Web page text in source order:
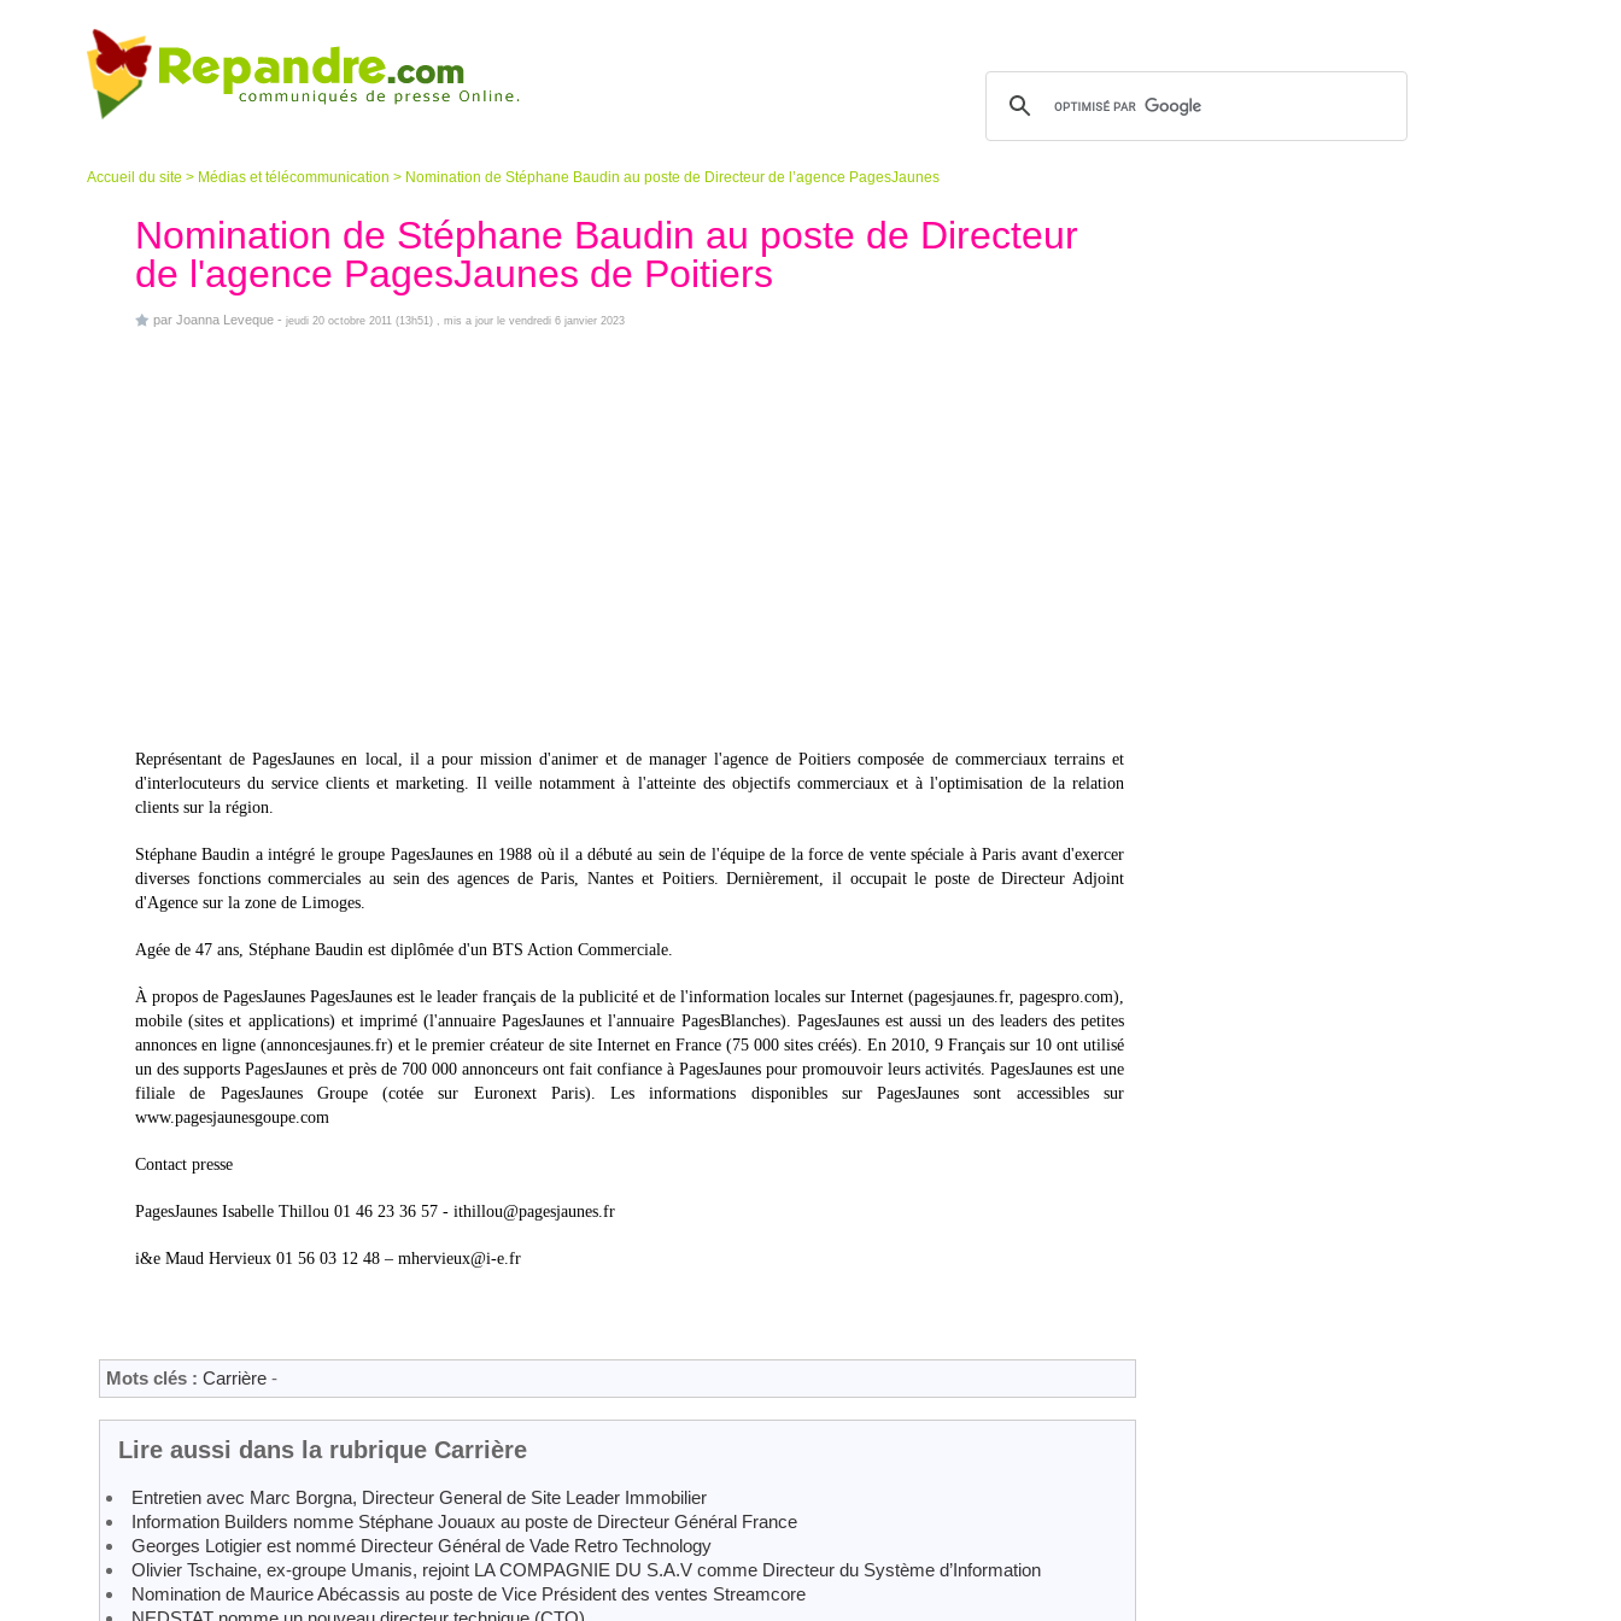
Accueil du site > Médias et télécommunication > Nomination de Stéphane Baudin au poste de Directeur de l’agence PagesJaunes
Nomination de Stéphane Baudin au poste de Directeur
de l'agence PagesJaunes de Poitiers
par Joanna Leveque - jeudi 20 octobre 2011 (13h51) , mis a jour le vendredi 6 janvier 2023
Représentant de PagesJaunes en local, il a pour mission d'animer et de manager l'agence de Poitiers composée de commerciaux terrains et
d'interlocuteurs du service clients et marketing. Il veille notamment à l'atteinte des objectifs commerciaux et à l'optimisation de la relation
clients sur la région.
Stéphane Baudin a intégré le groupe PagesJaunes en 1988 où il a débuté au sein de l'équipe de la force de vente spéciale à Paris avant d'exercer
diverses fonctions commerciales au sein des agences de Paris, Nantes et Poitiers. Dernièrement, il occupait le poste de Directeur Adjoint
d'Agence sur la zone de Limoges.
Agée de 47 ans, Stéphane Baudin est diplômée d'un BTS Action Commerciale.
À propos de PagesJaunes PagesJaunes est le leader français de la publicité et de l'information locales sur Internet (pagesjaunes.fr, pagespro.com),
mobile (sites et applications) et imprimé (l'annuaire PagesJaunes et l'annuaire PagesBlanches). PagesJaunes est aussi un des leaders des petites
annonces en ligne (annoncesjaunes.fr) et le premier créateur de site Internet en France (75 000 sites créés). En 2010, 9 Français sur 10 ont utilisé
un des supports PagesJaunes et près de 700 000 annonceurs ont fait confiance à PagesJaunes pour promouvoir leurs activités. PagesJaunes est une
filiale de PagesJaunes Groupe (cotée sur Euronext Paris). Les informations disponibles sur PagesJaunes sont accessibles sur
www.pagesjaunesgoupe.com
Contact presse
PagesJaunes Isabelle Thillou 01 46 23 36 57 - ithillou@pagesjaunes.fr
i&e Maud Hervieux 01 56 03 12 48 – mhervieux@i-e.fr
Mots clés : Carrière -
Lire aussi dans la rubrique Carrière
Entretien avec Marc Borgna, Directeur General de Site Leader Immobilier
Information Builders nomme Stéphane Jouaux au poste de Directeur Général France
Georges Lotigier est nommé Directeur Général de Vade Retro Technology
Olivier Tschaine, ex-groupe Umanis, rejoint LA COMPAGNIE DU S.A.V comme Directeur du Système d’Information
Nomination de Maurice Abécassis au poste de Vice Président des ventes Streamcore